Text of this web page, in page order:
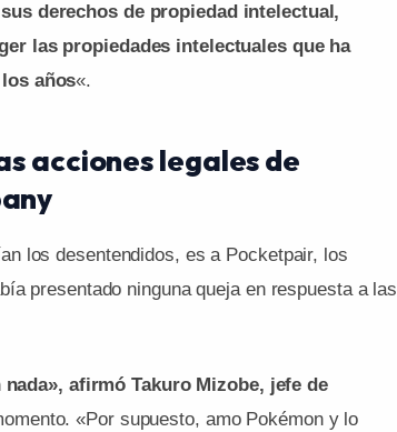
derechos de propiedad intelectual,
las propiedades intelectuales que ha
años«.
acciones legales de
los desentendidos, es a Pocketpair, los
presentado ninguna queja en respuesta a las
afirmó Takuro Mizobe, jefe de
«Por supuesto, amo Pokémon y lo